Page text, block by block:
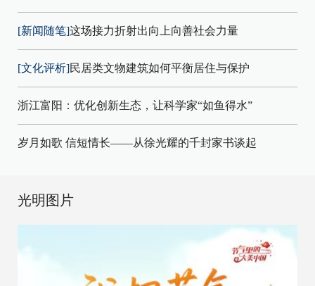
[新闻随笔]这场接力折射出向上向善社会力量
[文化评析]民居类文物建筑如何平衡居住与保护
浙江富阳：优化创新生态，让科学家“如鱼得水”
岁月如歌 信短情长——从徐光耀的千封家书谈起
光明图片